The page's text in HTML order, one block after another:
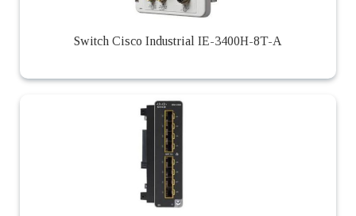
Switch Cisco Industrial IE-3400H-8T-A